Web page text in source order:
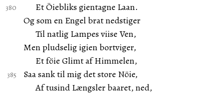
Et Öiebliks gientagne Laan.
Og som en Engel brat nedstiger
Til natlig Lampes viise Ven,
Men pludselig igien bortviger,
Et föie Glimt af Himmelen,
Saa sank til mig det store Nöie,
Af tusind Længsler baaret, ned,